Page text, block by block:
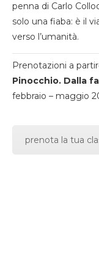
penna di Carlo
solo una fiaba: è il
verso l’umanità.
Prenotazioni a
Pinocchio. Dalla
febbraio – maggio
prenota la tua